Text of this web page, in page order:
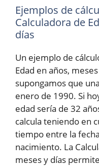
Ejemplos de
Calculadora de
días
Un ejemplo de
Edad en años,
supongamos que
enero de 1990. Si
edad sería de 32
calcula teniendo en
tiempo entre la
nacimiento. La
meses y días